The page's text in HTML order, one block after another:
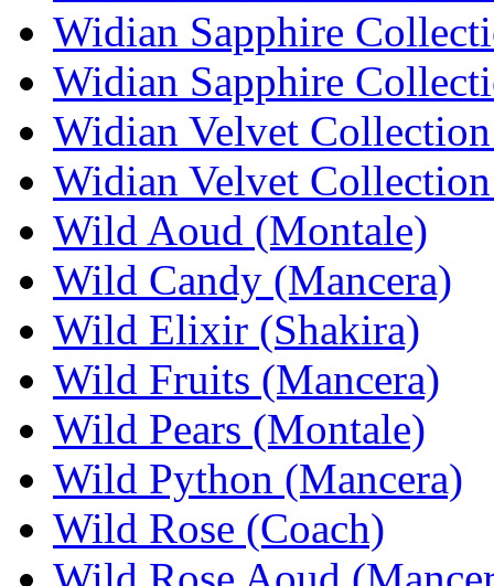
Widian Sapphire
Widian Sapphire
Widian Velvet
Widian Velvet
Wild Aoud (Montale)
Wild Candy (Mancera)
Wild Elixir (Shakira)
Wild Fruits (Mancera)
Wild Pears (Montale)
Wild Python (Mancera)
Wild Rose (Coach)